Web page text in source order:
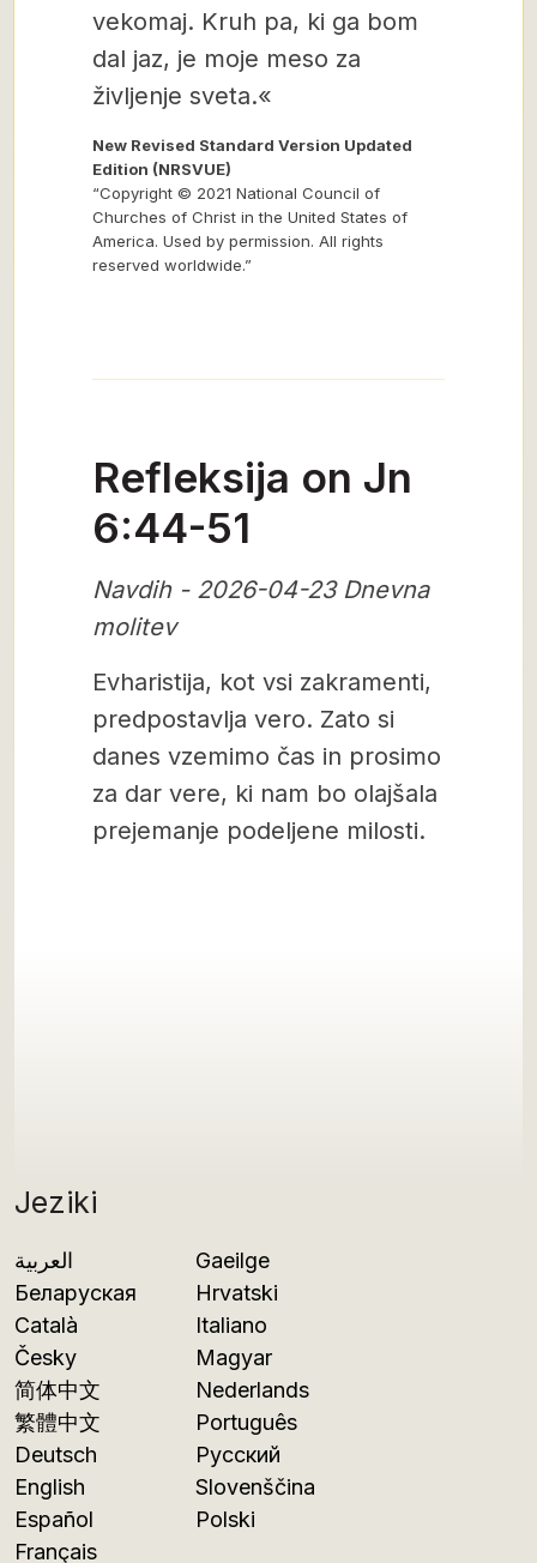
Jeziki
العربية
Беларуская
Català
Česky
简体中文
繁體中文
Deutsch
English
Español
Français
Gaeilge
Hrvatski
Italiano
Magyar
Nederlands
Português
Русский
Slovenščina
Polski
vekomaj. Kruh pa, ki ga bom
dal jaz, je moje meso za
življenje sveta.«
New Revised Standard Version Updated
Edition (NRSVUE)
“Copyright © 2021 National Council of
Churches of Christ in the United States of
America. Used by permission. All rights
reserved worldwide.”
Refleksija on Jn
6:44-51
Navdih - 2026-04-23 Dnevna
molitev
Evharistija, kot vsi zakramenti,
predpostavlja vero. Zato si
danes vzemimo čas in prosimo
za dar vere, ki nam bo olajšala
prejemanje podeljene milosti.